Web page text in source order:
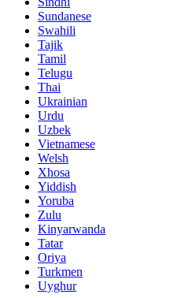
Sundanese
Swahili
Tajik
Tamil
Telugu
Thai
Ukrainian
Urdu
Uzbek
Vietnamese
Welsh
Xhosa
Yiddish
Yoruba
Zulu
Kinyarwanda
Tatar
Oriya
Turkmen
Uyghur